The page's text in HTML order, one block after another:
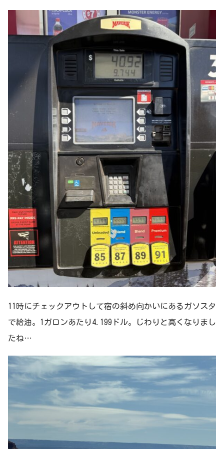
11時にチェックアウトして宿の斜め向かいにあるガソスタ
で給油。1ガロンあたり4.199ドル。じわりと高くなりまし
たね…